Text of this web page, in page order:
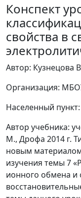
Конспект
свойства в
Автор: Кузнецова
Организация:
Населенный
Автор учебника:
М., Дрофа 2014 г.
новым
изучения темы 7
ионного обмена и